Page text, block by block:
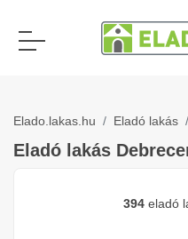
Elado.lakas.hu Eladó lakás
Eladó lakás
394 eladó